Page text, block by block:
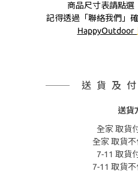
商品尺寸表請點選
記得透過「聯絡我們」
HappyOutdoor
送貨及
送貨
全家 取貨
全家 取貨不
7-11 取貨
7-11 取貨